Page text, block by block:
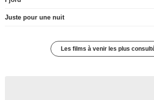
Juste pour une nuit
Les films à venir les plus